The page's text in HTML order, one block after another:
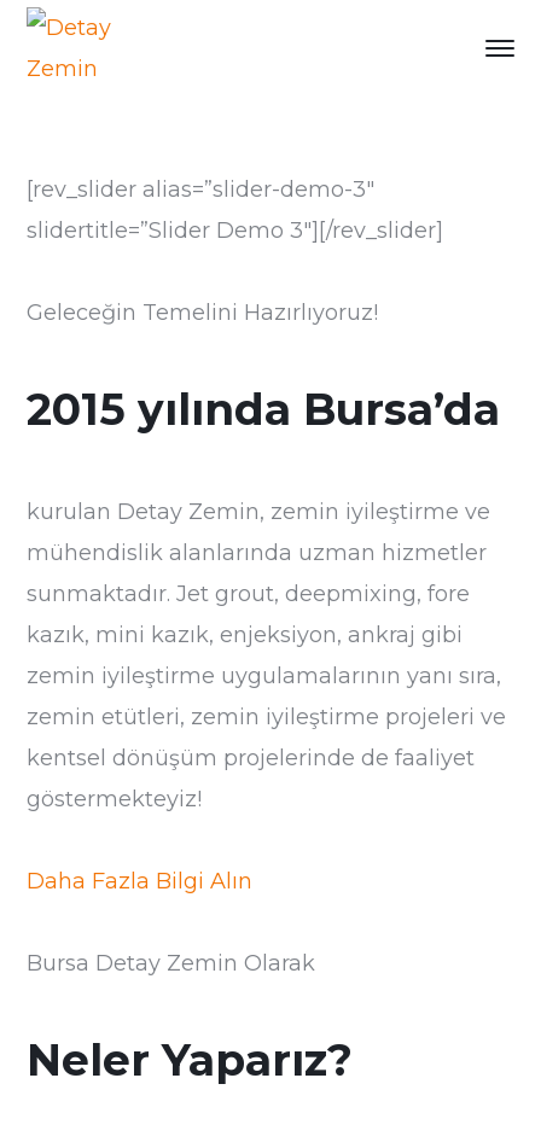
[rev_slider alias=”slider-demo-3″
slidertitle=”Slider Demo 3″][/rev_slider]
Geleceğin Temelini Hazırlıyoruz!
2015 yılında Bursa’da
kurulan Detay Zemin, zemin iyileştirme ve
mühendislik alanlarında uzman hizmetler
sunmaktadır. Jet grout, deepmixing, fore
kazık, mini kazık, enjeksiyon, ankraj gibi
zemin iyileştirme uygulamalarının yanı sıra,
zemin etütleri, zemin iyileştirme projeleri ve
kentsel dönüşüm projelerinde de faaliyet
göstermekteyiz!
Daha Fazla Bilgi Alın
Bursa Detay Zemin Olarak
Neler Yaparız?